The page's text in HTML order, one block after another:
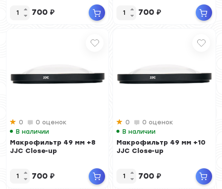
700 ₽ 700 ₽
0
0 оценок
В наличии
Макрофильтр 49 мм +8
JJC Close-up
700 ₽
0
0 оценок
В наличии
Макрофильтр 49 мм +10
JJC Close-up
700 ₽